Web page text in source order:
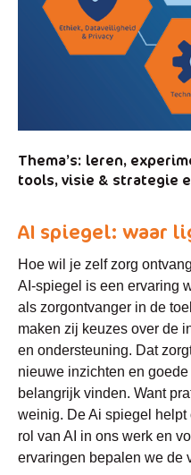
Thema’s: leren,
tools, visie & strategie
AI spiegel: waar
Hoe wil je zelf zorg
AI-spiegel is een ervaring
als zorgontvanger in de
maken zij keuzes over de
en ondersteuning. Dat
nieuwe inzichten en
belangrijk vinden. Want
weinig. De Ai spiegel
rol van AI in ons werk en
ervaringen bepalen we de